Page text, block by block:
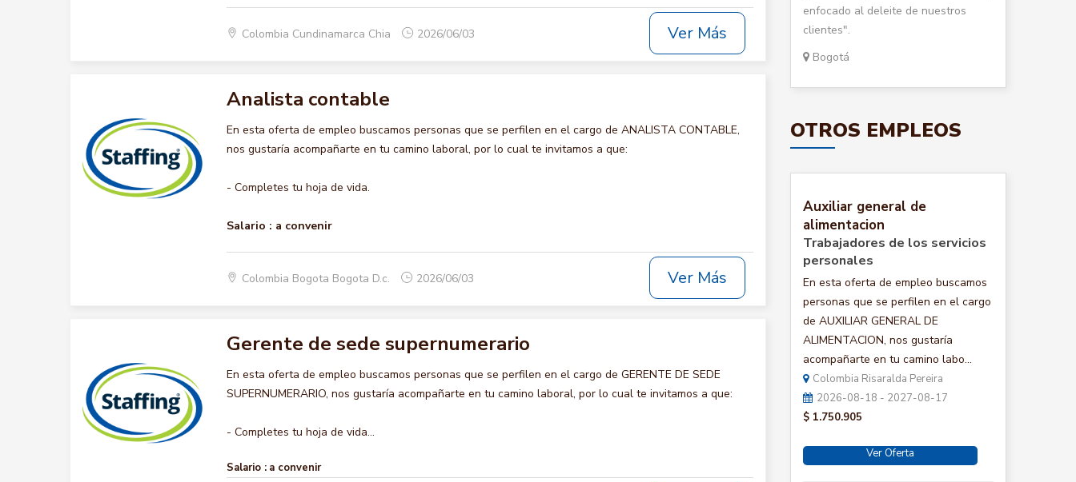
Colombia Cundinamarca Chia 2026/06/03 Ver Más
Analista contable
En esta oferta de empleo buscamos personas que se perfilen en el cargo de ANALISTA CONTABLE,
nos gustaría acompañarte en tu camino laboral, por lo cual te invitamos a que:
- Completes tu hoja de vida.
Salario : a convenir
Colombia Bogota Bogota D.c. 2026/06/03 Ver Más
Gerente de sede supernumerario
En esta oferta de empleo buscamos personas que se perfilen en el cargo de GERENTE DE SEDE
SUPERNUMERARIO, nos gustaría acompañarte en tu camino laboral, por lo cual te invitamos a que:
- Completes tu hoja de vida...
Salario : a convenir
enfocado al deleite de nuestros
clientes".
Bogotá
OTROS EMPLEOS
Auxiliar general de
alimentacion
Trabajadores de los servicios
personales
En esta oferta de empleo buscamos
personas que se perfilen en el cargo
de AUXILIAR GENERAL DE
ALIMENTACION, nos gustaría
acompañarte en tu camino labo...
Colombia Risaralda Pereira
2026-08-18 - 2027-08-17
$ 1.750.905
Ver Oferta